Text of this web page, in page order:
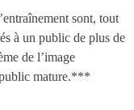
sont, tout
à un public de plus de
de l’image
mature.***